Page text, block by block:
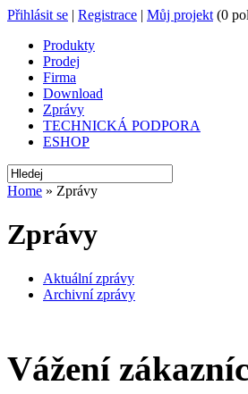
Přihlásit se | Registrace | Můj projekt (0
Produkty
Prodej
Firma
Download
Zprávy
TECHNICKÁ PODPORA
ESHOP
Home » Zprávy
Zprávy
Aktuální zprávy
Archivní zprávy
Vážení